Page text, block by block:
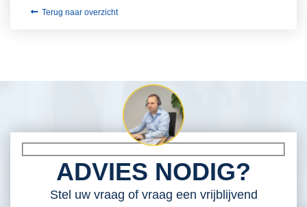
Terug naar overzicht
ADVIES NODIG?
Stel uw vraag of vraag een vrijblijvend